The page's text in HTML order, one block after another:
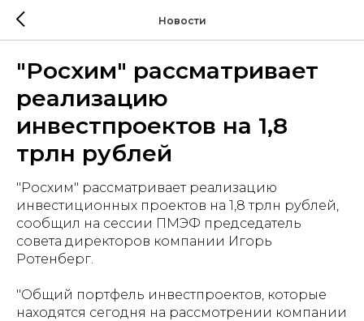
Новости
"Росхим" рассматривает
реализацию
инвестпроектов на 1,8
трлн рублей
"Росхим" рассматривает реализацию
инвестиционных проектов на 1,8 трлн рублей,
сообщил на сессии ПМЭФ председатель
совета директоров компании Игорь
Ротенберг.
"Общий портфель инвестпроектов, которые
находятся сегодня на рассмотрении компании